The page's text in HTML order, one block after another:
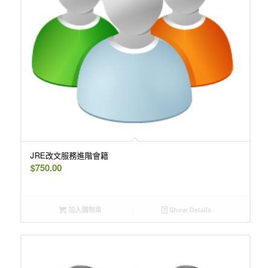
JRE改文服務進階會籍
$750.00
加入購物車 Show Details